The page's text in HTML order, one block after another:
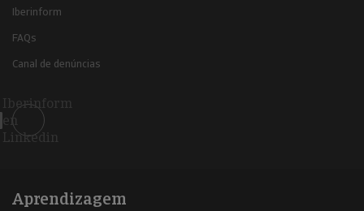
Iberinform
FAQs
Canal de denúncias
Iberinform
en
Linkedin
Aprendizagem